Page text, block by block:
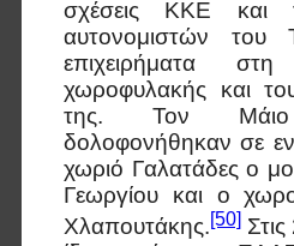
σχέσεις ΚΚΕ και
αυτονομιστών του
επιχειρήματα
χωροφυλακής και
της. Τον
δολοφονήθηκαν σε
χωριό Γαλατάδες ο
Γεωργίου και ο
Χλαπουτάκης.[50]